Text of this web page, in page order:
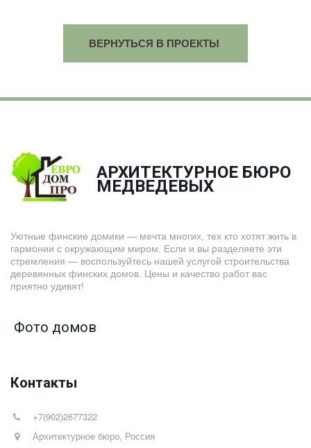
ВЕРНУТЬСЯ В ПРОЕКТЫ
АРХИТЕКТУРНОЕ БЮРО
­МЕДВЕДЕВЫХ
Уютные финские домики — мечта многих, тех кто хотят жить в
гармонии с окружающим миром. Если и вы разделяете эти
стремления — воспользуйтесь нашей услугой строительства
деревянных финских домов. Цены и качество работ вас
приятно удивят!
Фото домов
Контакты
+7(902)2677322
Архитектурное бюро, Россия